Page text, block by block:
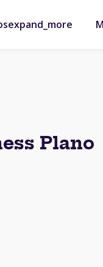
expand_more
Plano